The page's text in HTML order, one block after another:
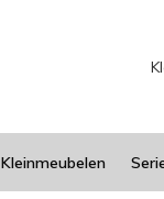
Kleinmeubelen